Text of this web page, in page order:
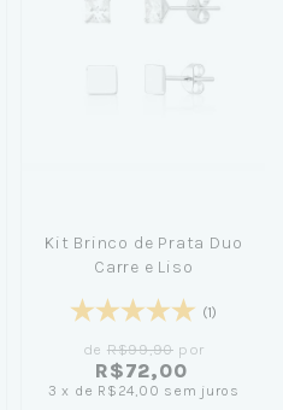
Kit Brinco de Prata Duo
Carre e Liso
(1)
de R$99,90 por
R$72,00
3 x de R$24,00 sem juros